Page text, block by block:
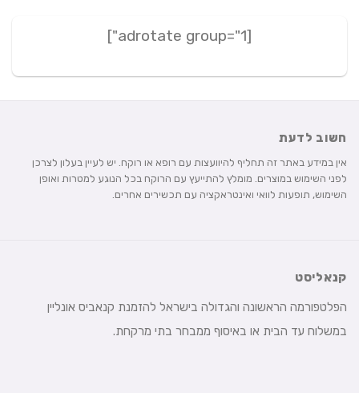
חשוב לדעת
אין במידע באתר זה תחליף להיוועצות עם רופא או רוקח. יש לעיין בעלון לצרכן
לפני השימוש במוצרים. מומלץ להתייעץ עם הרוקח בכל הנוגע למטרות ואופן
השימוש, תופעות לוואי ואינטראקציה עם תכשירים אחרים.
קנאליסט
הפלטפורמה הראשונה והגדולה בישראל להזמנת קנאביס אונליין
במשלוח עד הבית או באיסוף ממבחר בתי מרקחת.